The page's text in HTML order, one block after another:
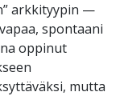
arkkityypin —
spontaani
oppinut
mutta